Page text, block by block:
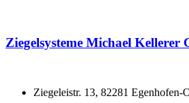
Ziegelsysteme Michael
Ziegeleistr. 13, 82281 Egenhofen-